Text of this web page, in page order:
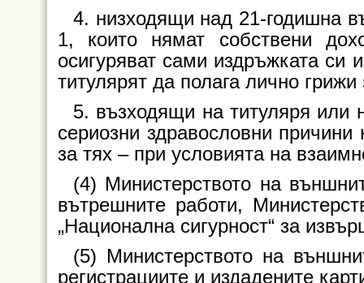
4. низходящи над 21-годишна
1, които нямат собствени
осигуряват сами издръжката си
титулярят да полага лично грижи
5. възходящи на титуляря или
сериозни здравословни причини
за тях – при условията на
(4) Министерството на
вътрешните работи,
„Национална сигурност“ за
(5) Министерството на
регистрациите и издадените